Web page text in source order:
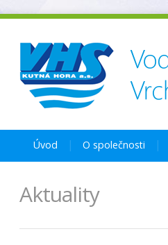
Úvod O společnosti
Aktuality